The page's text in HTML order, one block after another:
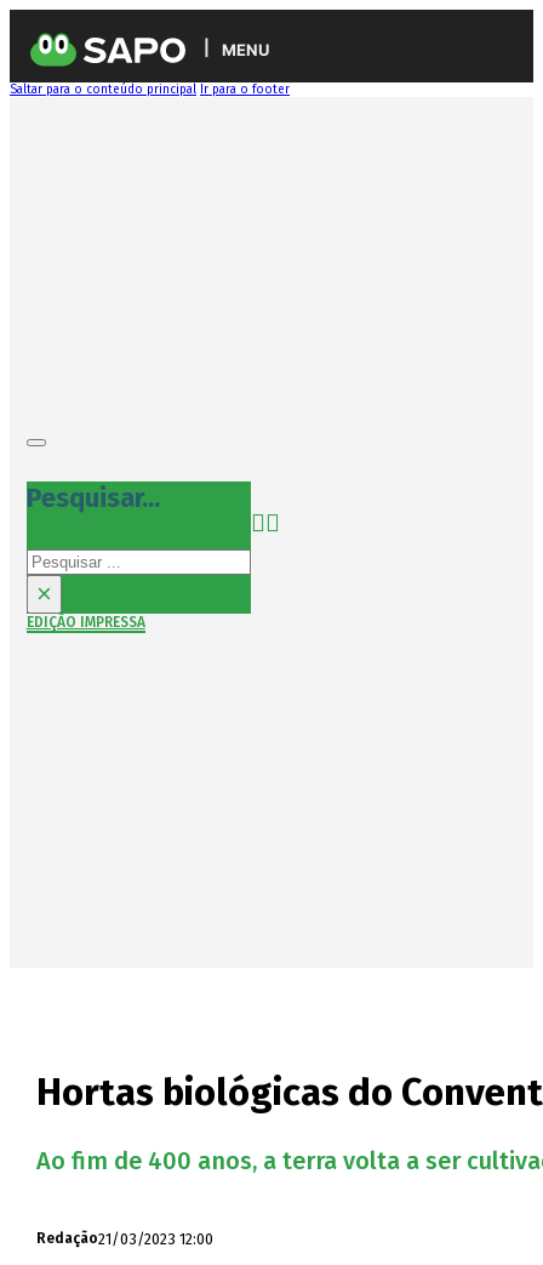
MENU
Saltar para o conteúdo principal Ir para o footer
Pesquisar...
Pesquisar
×
EDIÇÃO IMPRESSA
Hortas biológicas do
Ao fim de 400 anos, a terra volta a ser
Redação21/03/2023 12:00